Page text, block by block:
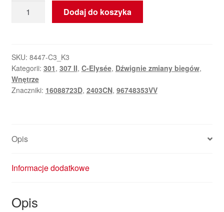
Dźwignia
Peugeot
301
i
Citroen
96748353VV
Dodaj do koszyka
SKU: 8447-C3_K3
Kategorii: 301, 307 II, C-Elysée, Dźwignie zmiany biegów,
Wnętrze
Znaczniki: 16088723D, 2403CN, 96748353VV
Opis
Informacje dodatkowe
Opis